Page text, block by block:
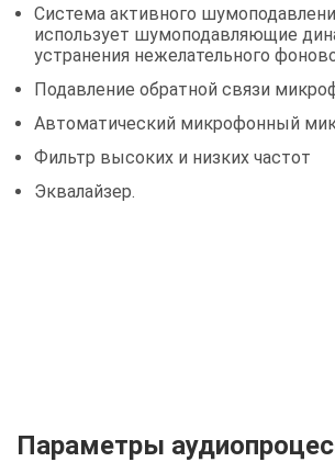
Система активного
использует шумоподавляющие
устранения нежелательного
Подавление обратной связи
Автоматический микрофонный
Фильтр высоких и низких частот
Эквалайзер.
Параметры